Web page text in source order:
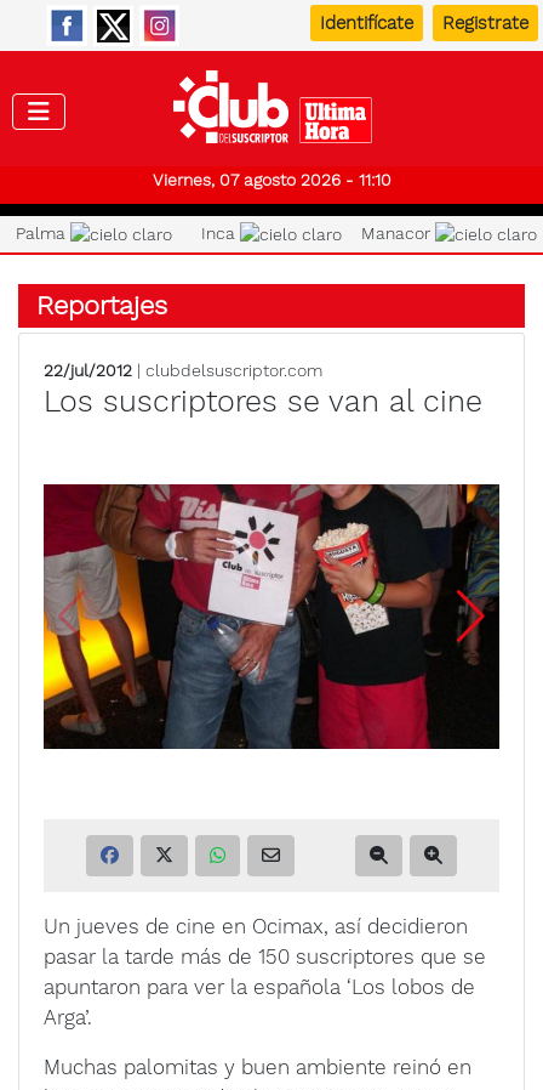
Identifícate Registrate
Viernes, 07 agosto 2026 - 11:10
Palma Inca Manacor
Reportajes
22/jul/2012 | clubdelsuscriptor.com
Los suscriptores se van al cine
Un jueves de cine en Ocimax, así decidieron
pasar la tarde más de 150 suscriptores que se
apuntaron para ver la española ‘Los lobos de
Arga’.
Muchas palomitas y buen ambiente reinó en